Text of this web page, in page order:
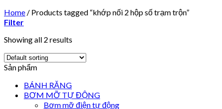
Home / Products tagged “khớp nối 2 hộp số trạm trộn”
Filter
Showing all 2 results
Sản phẩm
BÁNH RĂNG
BƠM MỠ TỰ ĐỘNG
Bơm mỡ điện tự động